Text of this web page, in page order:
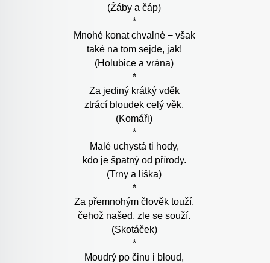
(Žáby a čáp)
*
Mnohé konat chvalné − však
také na tom sejde, jak!
(Holubice a vrána)
*
Za jediný krátký vděk
ztrácí bloudek celý věk.
(Komáři)
*
Malé uchystá ti hody,
kdo je špatný od přírody.
(Trny a liška)
*
Za přemnohým člověk touží,
čehož našed, zle se souží.
(Skotáček)
*
Moudrý po činu i bloud,